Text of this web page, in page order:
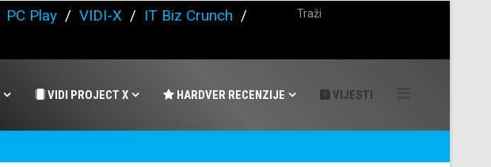
PC Play / VIDI-X / IT Biz Crunch /
VIDI PROJECT X HARDVER RECENZIJE VIJESTI